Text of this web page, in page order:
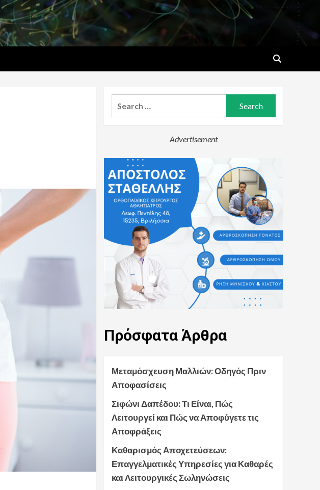
Advertisement
ΠρόσφαταΆρθρα
Μεταμόσχευση Μαλλιών: Οδηγός Πριν
Αποφασίσεις
Σιφώνι Δαπέδου: Τι Είναι, Πώς
Λειτουργεί και Πώς να Αποφύγετε τις
Αποφράξεις
Καθαρισμός Αποχετεύσεων:
Επαγγελματικές Υπηρεσίες για Καθαρές
και Λειτουργικές Σωληνώσεις